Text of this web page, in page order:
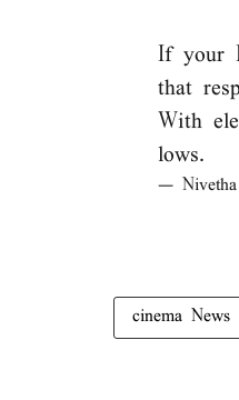
If your
that
With
lows.
— Nivetha
cinema News